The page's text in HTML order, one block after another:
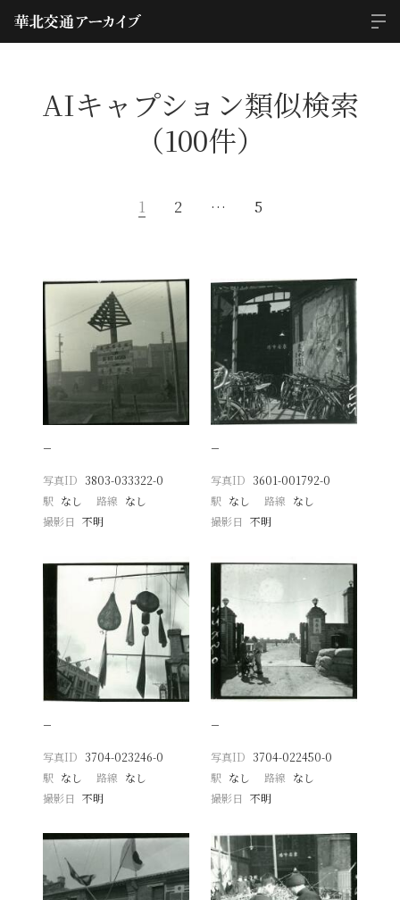
AIキャプション類似検索
（100件）
1 2 … 5
−
写真ID 3803-033322-0
駅 なし 路線 なし
撮影日
不明
−
写真ID 3601-001792-0
駅 なし 路線 なし
撮影日 不明
−
写真ID 3704-023246-0
駅 なし 路線 なし
撮影日
不明
−
写真ID 3704-022450-0
駅 なし 路線 なし
撮影日 不明